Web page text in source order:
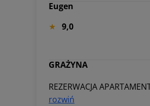
Eugen
9,0
GRAŻYNA
rozwiń